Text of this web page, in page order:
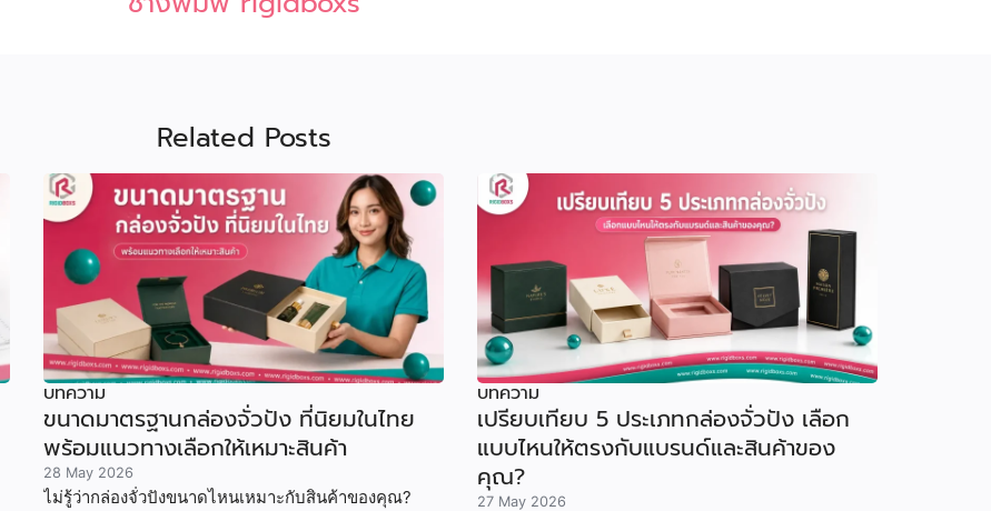
Related Posts
บทความ
ขนาดมาตรฐานกล่องจั่วปัง ที่นิยมในไทย
พร้อมแนวทางเลือกให้เหมาะสินค้า
28 May 2026
ไม่รู้ว่ากล่องจั่วปังขนาดไหนเหมาะกับสินค้าของคุณ?
บทความ
เปรียบเทียบ 5 ประเภทกล่องจั่วปัง เลือก
แบบไหนให้ตรงกับแบรนด์และสินค้าของ
คุณ?
27 May 2026